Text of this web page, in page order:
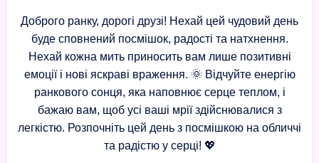
Доброго ранку, дорогі друзі! Нехай цей чудовий день
буде сповнений посмішок, радості та натхнення.
Нехай кожна мить приносить вам лише позитивні
емоції і нові яскраві враження. 🌞 Відчуйте енергію
ранкового сонця, яка наповнює серце теплом, і
бажаю вам, щоб усі ваші мрії здійснювалися з
легкістю. Розпочніть цей день з посмішкою на обличчі
та радістю у серці! 💖